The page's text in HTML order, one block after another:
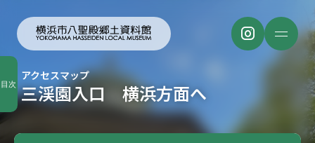
三渓園入口 横浜方面へ
アクセスマップ
目次